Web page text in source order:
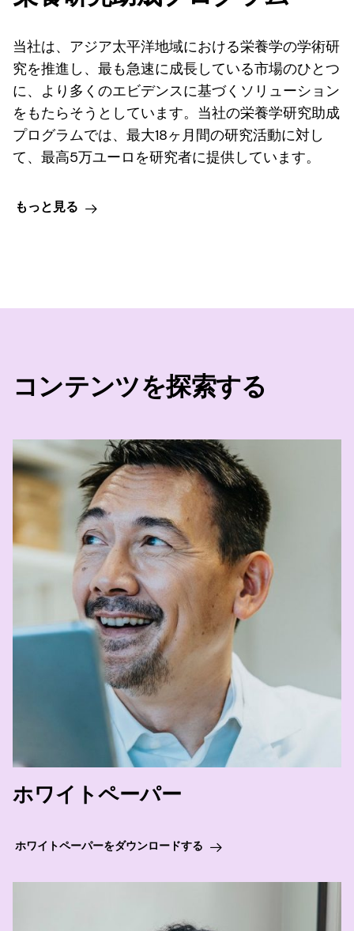
当社は、アジア太平洋地域における栄養学の学術研
究を推進し、最も急速に成長している市場のひとつ
に、より多くのエビデンスに基づくソリューション
をもたらそうとしています。当社の栄養学研究助成
プログラムでは、最大18ヶ月間の研究活動に対し
て、最高5万ユーロを研究者に提供しています。
もっと見る
コンテンツを探索する
ホワイトペーパー
ホワイトペーパーをダウンロードする